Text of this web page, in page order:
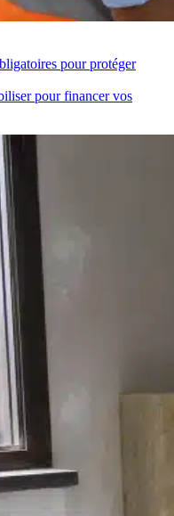
pour protéger
pour financer vos